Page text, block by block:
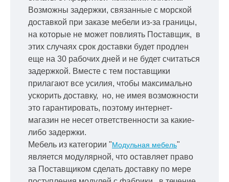
Возможны задержки, связанные с морской
доставкой при заказе мебели из-за границы,
на которые не может повлиять Поставщик, в
этих случаях срок доставки будет продлен
еще на 30 рабочих дней и не будет считаться
задержкой. Вместе с тем поставщики
прилагают все усилия, чтобы максимально
ускорить доставку, но, не имея возможности
это гарантировать, поэтому интернет-
магазин не несет ответственности за какие-
либо задержки.
Мебель из категории "Модульная мебель"
является модулярной, что оставляет право
за Поставщиком сделать доставку по мере